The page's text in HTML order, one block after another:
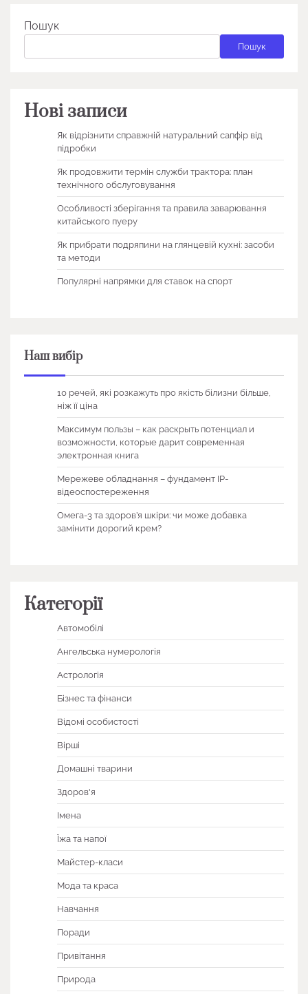
Пошук
Пошук
Нові записи
Як відрізнити справжній натуральний сапфір від
підробки
Як продовжити термін служби трактора: план
технічного обслуговування
Особливості зберігання та правила заварювання
китайського пуеру
Як прибрати подряпини на глянцевій кухні: засоби
та методи
Популярні напрямки для ставок на спорт
Наш вибір
10 речей, які розкажуть про якість білизни більше,
ніж її ціна
Максимум пользы – как раскрыть потенциал и
возможности, которые дарит современная
электронная книга
Мережеве обладнання – фундамент IP-
відеоспостереження
Омега-3 та здоров’я шкіри: чи може добавка
замінити дорогий крем?
Категорії
Автомобілі
Ангельська нумерологія
Астрологія
Бізнес та фінанси
Відомі особистості
Вірші
Домашні тварини
Здоров'я
Імена
Їжа та напої
Майстер-класи
Мода та краса
Навчання
Поради
Привітання
Природа